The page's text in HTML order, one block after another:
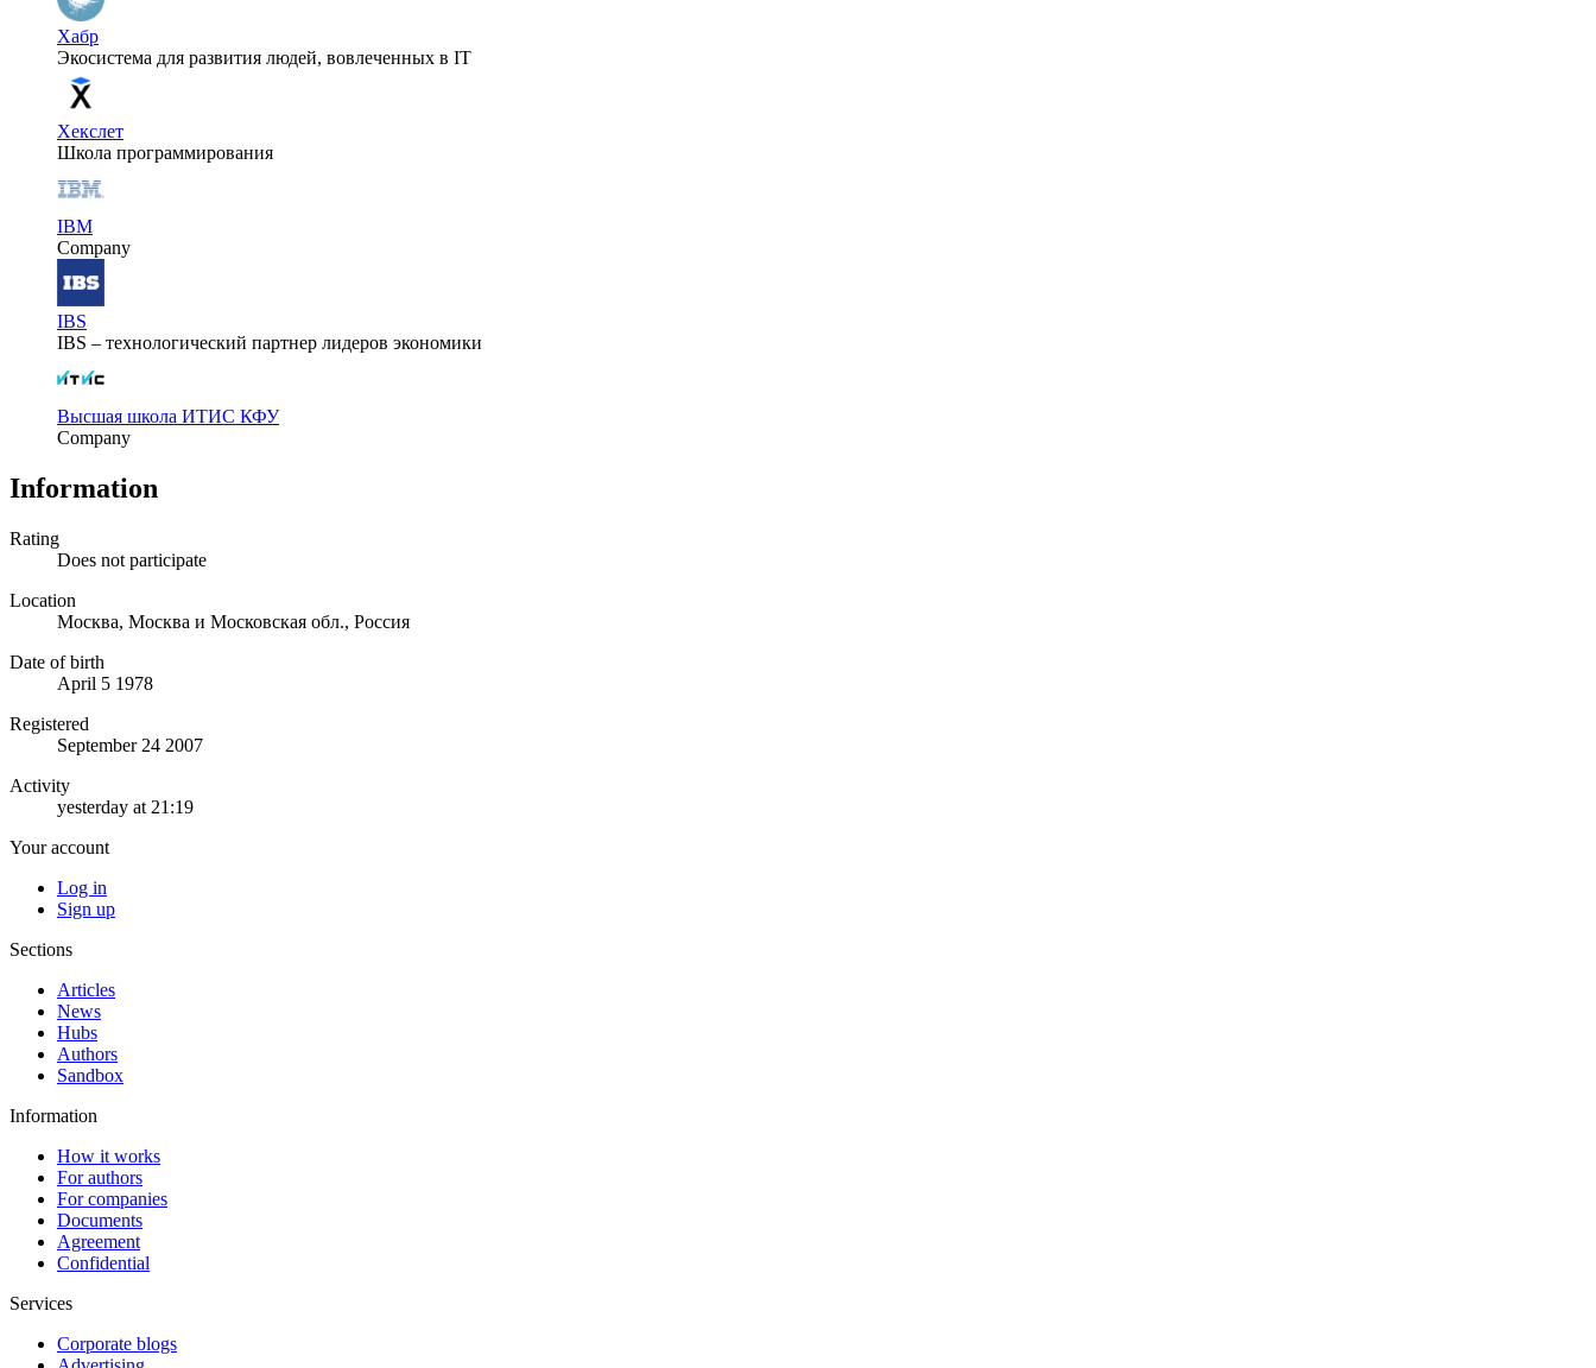
Хабр
Экосистема для развития людей, вовлеченных в IT
Хекслет
Школа программирования
IBM
Company
IBS
IBS – технологический партнер лидеров экономики
Высшая школа ИТИС КФУ
Company
Information
Rating
Does not participate
Location
Москва, Москва и Московская обл., Россия
Date of birth
April 5 1978
Registered
September 24 2007
Activity
yesterday at 21:19
Your account
Log in
Sign up
Sections
Articles
News
Hubs
Authors
Sandbox
Information
How it works
For authors
For companies
Documents
Agreement
Confidential
Services
Corporate blogs